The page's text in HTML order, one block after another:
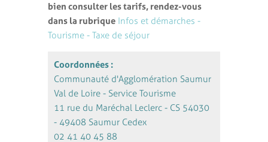
bien consulter les tarifs, rendez-vous
dans la rubrique Infos et démarches -
Tourisme - Taxe de séjour
Coordonnées :
Communauté d'Agglomération Saumur
Val de Loire - Service Tourisme
11 rue du Maréchal Leclerc - CS 54030
- 49408 Saumur Cedex
02 41 40 45 88